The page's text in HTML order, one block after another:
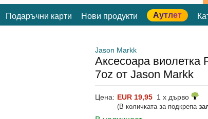
Подаръчни карти Нови продукти Аутлет
Jason Markk
Аксесоара виолетка
7oz от Jason Markk
Цена: EUR 19,95 1 x дърво
(В количката за подкрепа